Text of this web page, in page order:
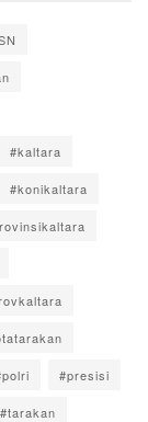
#kaltara
#konikaltara
#presisi
#tarakan